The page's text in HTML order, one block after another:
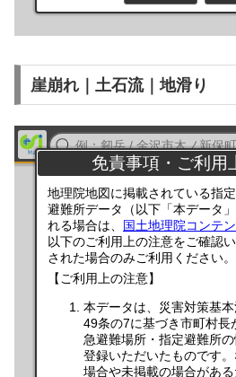
崖崩れ｜土石流｜地滑り